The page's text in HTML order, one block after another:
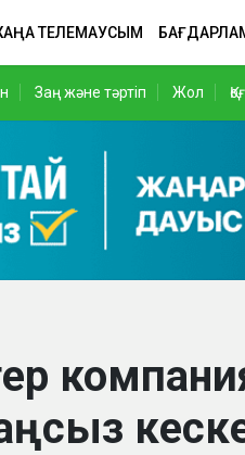
ТЕЛЕМАУСЫМ
Заң және тәртіп Жол